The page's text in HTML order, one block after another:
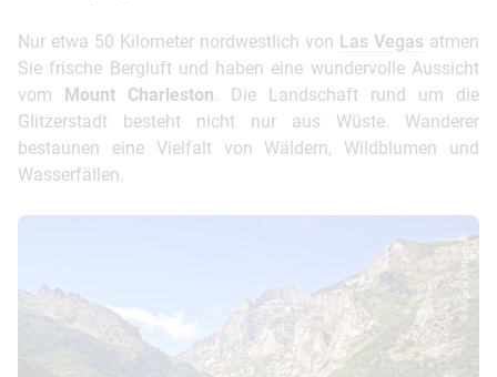
Nur etwa 50 Kilometer nordwestlich von Las Vegas atmen
Sie frische Bergluft und haben eine wundervolle Aussicht
vom Mount Charleston. Die Landschaft rund um die
Glitzerstadt besteht nicht nur aus Wüste. Wanderer
bestaunen eine Vielfalt von Wäldern, Wildblumen und
Wasserfällen.
© Angela Mittermair